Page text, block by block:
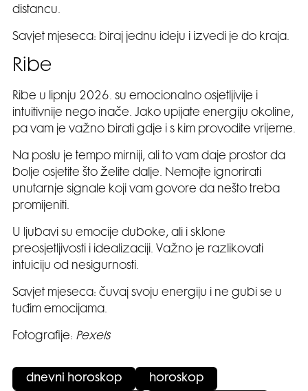
distancu.
Savjet mjeseca: biraj jednu ideju i izvedi je do kraja.
Ribe
Ribe u lipnju 2026. su emocionalno osjetljivije i
intuitivnije nego inače. Jako upijate energiju okoline,
pa vam je važno birati gdje i s kim provodite vrijeme.
Na poslu je tempo mirniji, ali to vam daje prostor da
bolje osjetite što želite dalje. Nemojte ignorirati
unutarnje signale koji vam govore da nešto treba
promijeniti.
U ljubavi su emocije duboke, ali i sklone
preosjetljivosti i idealizaciji. Važno je razlikovati
intuiciju od nesigurnosti.
Savjet mjeseca: čuvaj svoju energiju i ne gubi se u
tuđim emocijama.
Fotografije: Pexels
dnevni horoskop horoskop